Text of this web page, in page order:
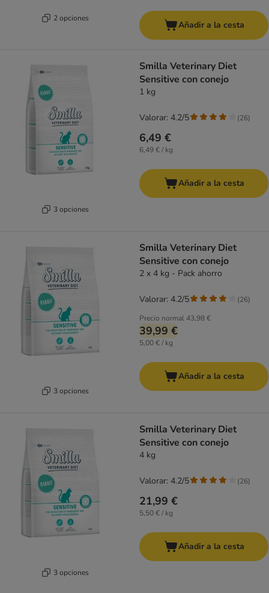
2 opciones
Añadir a la cesta
3 opciones
Smilla Veterinary Diet
Sensitive con conejo
1 kg
6,49 €
6,49 € / kg
Valorar: 4.2/5 (26)
Añadir a la cesta
3 opciones
Smilla Veterinary Diet
Sensitive con conejo
2 x 4 kg - Pack ahorro
Precio normal43,98 €
39,99 €
5,00 € / kg
Valorar: 4.2/5 (26)
Añadir a la cesta
3 opciones
Smilla Veterinary Diet
Sensitive con conejo
4 kg
21,99 €
5,50 € / kg
Valorar: 4.2/5 (26)
Añadir a la cesta